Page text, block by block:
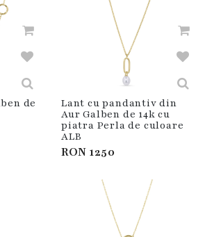
de
Lant cu pandantiv din
Aur Galben de 14k cu
piatra Perla de culoare
ALB
RON1250